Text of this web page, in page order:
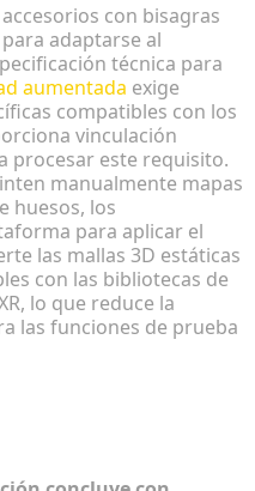
con bisagras
adaptarse al
técnica para
aumentada exige
compatibles con los
vinculación
procesar este requisito.
manualmente mapas
huesos, los
para aplicar el
las mallas 3D estáticas
con las bibliotecas de
lo que reduce la
las funciones de prueba